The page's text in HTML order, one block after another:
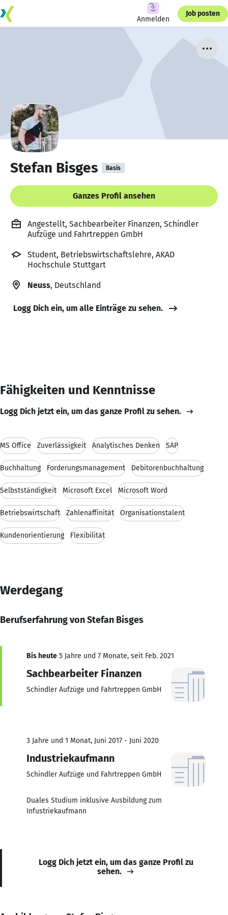
Anmelden
Job posten
Stefan Bisges Basis
Ganzes Profil ansehen
Angestellt, Sachbearbeiter Finanzen, Schindler
Aufzüge und Fahrtreppen GmbH
Student, Betriebswirtschaftslehre, AKAD
Hochschule Stuttgart
Neuss, Deutschland
Logg Dich ein, um alle Einträge zu sehen.
Fähigkeiten und Kenntnisse
Logg Dich jetzt ein, um das ganze Profil zu sehen.
MS Office Zuverlässigkeit Analytisches Denken SAP
Buchhaltung Forderungsmanagement Debitorenbuchhaltung
Selbstständigkeit Microsoft Excel Microsoft Word
Betriebswirtschaft Zahlenaffinität Organisationstalent
Kundenorientierung Flexibilität
Werdegang
Berufserfahrung von Stefan Bisges
Bis heute 5 Jahre und 7 Monate, seit Feb. 2021
Sachbearbeiter Finanzen
Schindler Aufzüge und Fahrtreppen GmbH
3 Jahre und 1 Monat, Juni 2017 - Juni 2020
Industriekaufmann
Schindler Aufzüge und Fahrtreppen GmbH
Duales Studium inklusive Ausbildung zum
Infustriekaufmann
Logg Dich jetzt ein, um das ganze Profil zu
sehen.